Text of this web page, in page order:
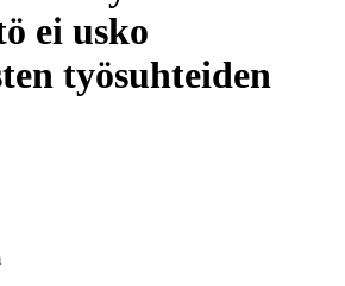
ei usko
työsuhteiden